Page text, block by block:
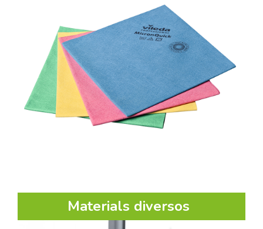
Materials diversos